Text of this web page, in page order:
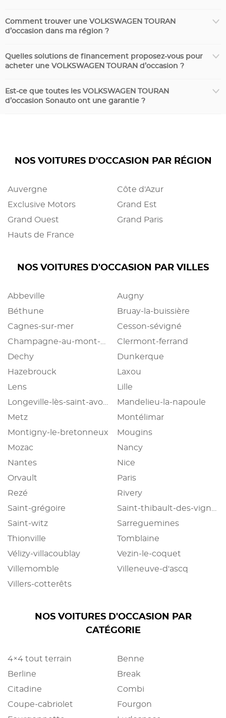
Comment trouver une VOLKSWAGEN TOURAN
d’occasion dans ma région ?
Quelles solutions de financement proposez-vous pour
acheter une VOLKSWAGEN TOURAN d’occasion ?
Est-ce que toutes les VOLKSWAGEN TOURAN
d’occasion Sonauto ont une garantie ?
NOS VOITURES D'OCCASION PAR RÉGION
Auvergne
Côte d'Azur
Exclusive Motors
Grand Est
Grand Ouest
Grand Paris
Hauts de France
NOS VOITURES D'OCCASION PAR VILLES
Abbeville
Augny
Béthune
Bruay-la-buissière
Cagnes-sur-mer
Cesson-sévigné
Clermont-ferrand
Dechy
Dunkerque
Hazebrouck
Laxou
Lens
Lille
Mandelieu-la-napoule
Metz
Montélimar
Montigny-le-bretonneux
Mougins
Mozac
Nancy
Nantes
Nice
Orvault
Paris
Rezé
Rivery
Saint-grégoire
Saint-witz
Sarreguemines
Thionville
Tomblaine
Vélizy-villacoublay
Vezin-le-coquet
Villemomble
Villeneuve-d'ascq
Villers-cotterêts
NOS VOITURES D'OCCASION PAR
CATÉGORIE
4×4 tout terrain
Benne
Berline
Break
Citadine
Combi
Coupe-cabriolet
Fourgon